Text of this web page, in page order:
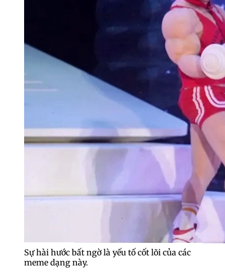
Sự hài hước bất ngờ là yếu tố cốt lõi của các
meme dạng này.